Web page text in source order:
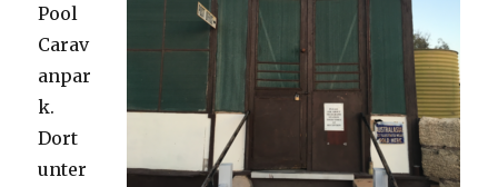
Pool
Carav
anpar
k.
Dort
unter